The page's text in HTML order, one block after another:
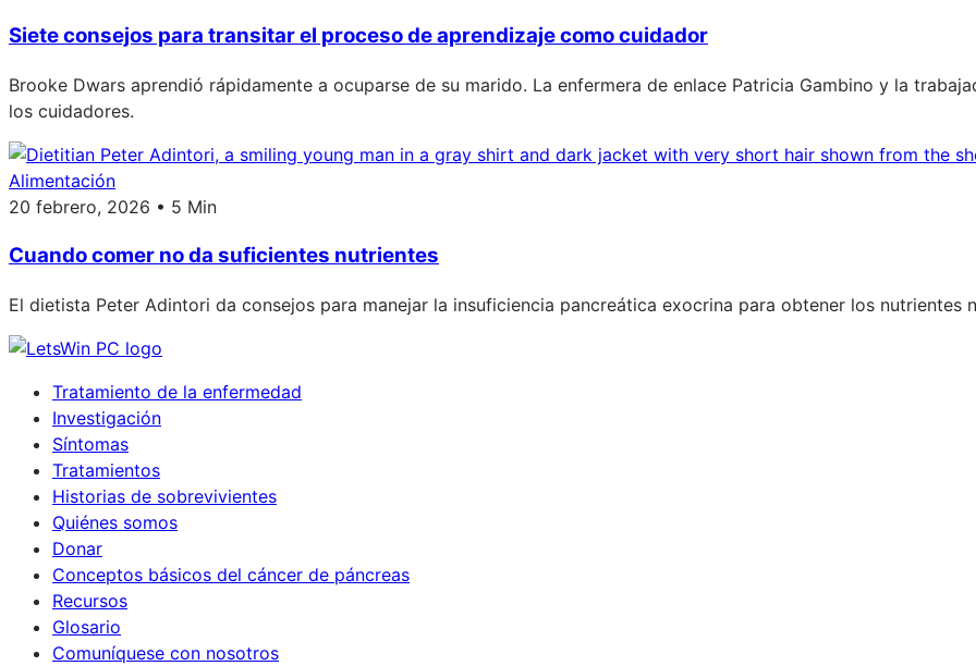
Siete consejos para transitar el proceso de aprendizaje como cuidador
Brooke Dwars aprendió rápidamente a ocuparse de su marido. La enfermera de enlace Patricia Gambino y la
los cuidadores.
Alimentación
20 febrero, 2026 • 5 Min
Cuando comer no da suficientes nutrientes
El dietista Peter Adintori da consejos para manejar la insuficiencia pancreática exocrina para obtener los nutrientes
Tratamiento de la enfermedad
Investigación
Síntomas
Tratamientos
Historias de sobrevivientes
Quiénes somos
Donar
Conceptos básicos del cáncer de páncreas
Recursos
Glosario
Comuníquese con nosotros